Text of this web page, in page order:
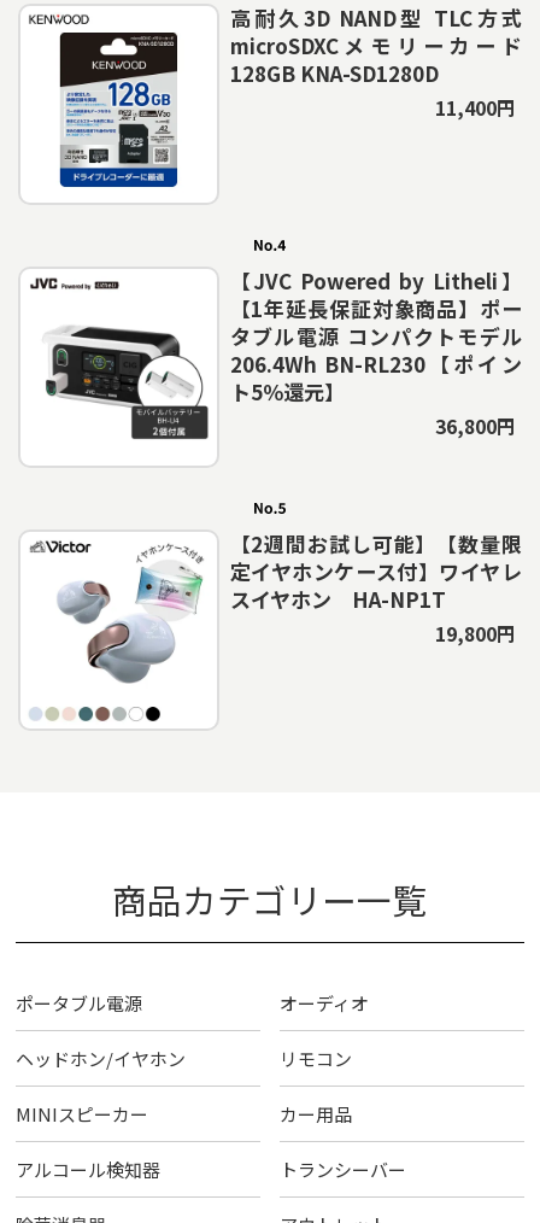
高耐久3D NAND型 TLC方式
microSDXCメモリーカード
128GB KNA-SD1280D
11,400円
【JVC Powered by Litheli】
【1年延長保証対象商品】ポー
タブル電源 コンパクトモデル
206.4Wh BN-RL230【ポイン
ト5％還元】
36,800円
【2週間お試し可能】【数量限
定イヤホンケース付】ワイヤレ
スイヤホン HA-NP1T
19,800円
商品カテゴリー一覧
ポータブル電源 オーディオ
ヘッドホン/イヤホン リモコン
MINIスピーカー カー用品
アルコール検知器 トランシーバー